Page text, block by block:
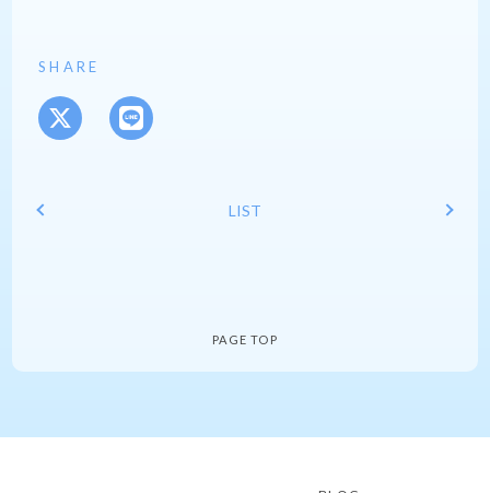
SHARE
LIST
PAGE TOP